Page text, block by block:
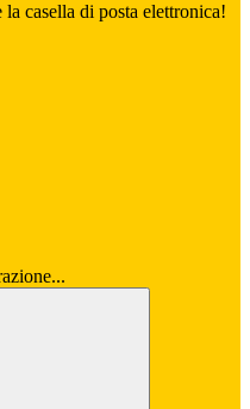
casella di posta elettronica!